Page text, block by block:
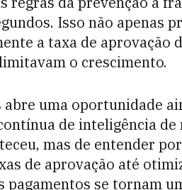
Isso não apenas
a taxa de aprovação
o crescimento.
abre uma oportunidade
de inteligência de
mas de entender
de aprovação até
pagamentos se tornam